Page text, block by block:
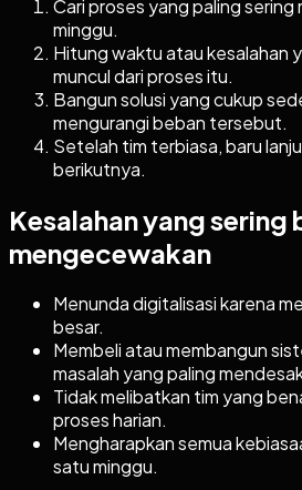
Cari proses yang paling
minggu.
Hitung waktu atau kesalahan
muncul dari proses itu.
Bangun solusi yang cukup
mengurangi beban tersebut.
Setelah tim terbiasa, baru
berikutnya.
Kesalahan yang sering
mengecewakan
Menunda digitalisasi karena
besar.
Membeli atau membangun
masalah yang paling
Tidak melibatkan tim yang
proses harian.
Mengharapkan semua
satu minggu.